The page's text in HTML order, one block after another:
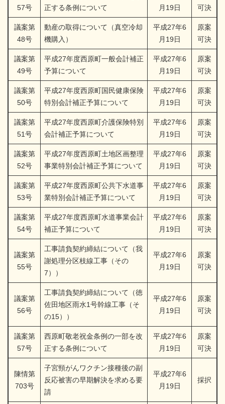
57号
正する条例について
月19日
可決
議案第
48号
動産の取得について（真空冷却
機購入）
平成27年6
月19日
原案
可決
議案第
49号
平成27年度西原町一般会計補正
予算について
平成27年6
月19日
原案
可決
議案第
50号
平成27年度西原町国民健康保険
特別会計補正予算について
平成27年6
月19日
原案
可決
議案第
51号
平成27年度西原町介護保険特別
会計補正予算について
平成27年6
月19日
原案
可決
議案第
52号
平成27年度西原町土地区画整理
事業特別会計補正予算について
平成27年6
月19日
原案
可決
議案第
53号
平成27年度西原町公共下水道事
業特別会計補正予算について
平成27年6
月19日
原案
可決
議案第
54号
平成27年度西原町水道事業会計
補正予算について
平成27年6
月19日
原案
可決
議案第
55号
工事請負契約締結について（我
謝処理分区枝線工事（その
7））
平成27年6
月19日
原案
可決
議案第
56号
工事請負契約締結について（徳
佐田地区雨水1号幹線工事（そ
の15））
平成27年6
月19日
原案
可決
議案第
57号
西原町敬老祝金条例の一部を改
正する条例について
平成27年6
月19日
原案
可決
陳情第
703号
子宮頸がんワクチン接種後の副
反応被害の早期解決を求める要
請
平成27年6
月19日
採択